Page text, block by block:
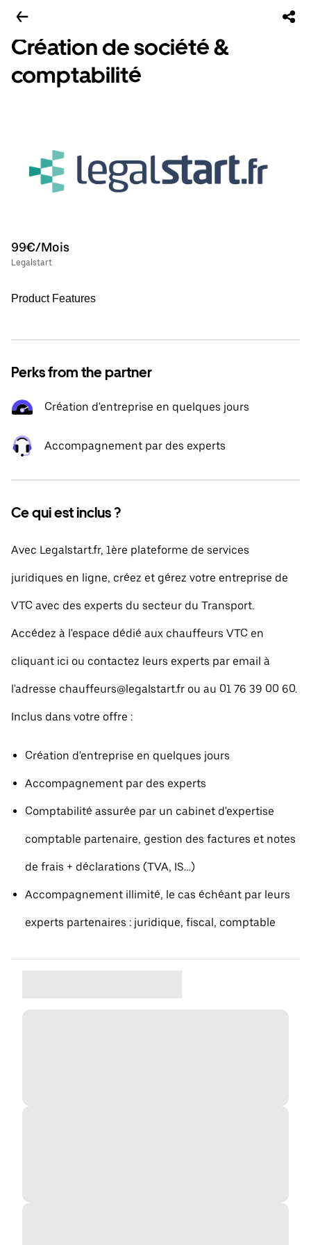
Création de société &
comptabilité
99€/Mois
Legalstart
Product Features
Perks from the partner
Création d'entreprise en quelques jours
Accompagnement par des experts
Ce qui est inclus ?
Avec Legalstart.fr, 1ère plateforme de services
juridiques en ligne, créez et gérez votre entreprise de
VTC avec des experts du secteur du Transport.
Accédez à l'espace dédié aux chauffeurs VTC en
cliquant ici ou contactez leurs experts par email à
l'adresse chauffeurs@legalstart.fr ou au 01 76 39 00 60.
Inclus dans votre offre :
Création d'entreprise en quelques jours
Accompagnement par des experts
Comptabilité assurée par un cabinet d'expertise
comptable partenaire, gestion des factures et notes
de frais + déclarations (TVA, IS…)
Accompagnement illimité, le cas échéant par leurs
experts partenaires : juridique, fiscal, comptable